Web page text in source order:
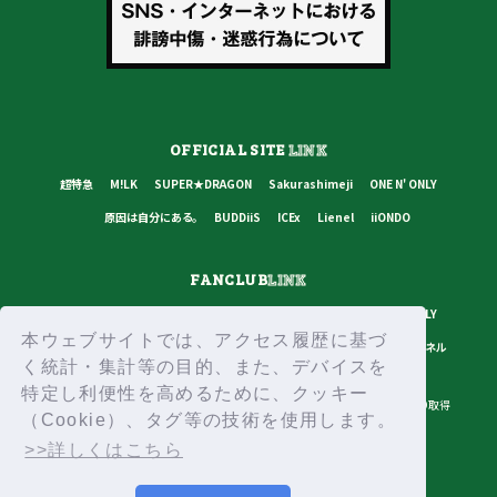
本ウェブサイトでは、アクセス履歴に基づ
く統計・集計等の目的、また、デバイスを
特定し利便性を高めるために、クッキー
（Cookie）、タグ等の技術を使用します。
>>詳しくはこちら
OFFICIAL SITELINK
超特急 M!LK SUPER★DRAGON Sakurashimeji
ONE N' ONLY
原因は自分にある。
BUDDiiS ICEx Lienel iiONDO
FANCLUBLINK
ONE N' ONLY
原因は自分にある。
BUDDiiS ICEx Lienel スターダストチャンネル
プライバシーポリシー ご利用規約 推奨環境 ヘルプ・お問い合わせ
ID取得